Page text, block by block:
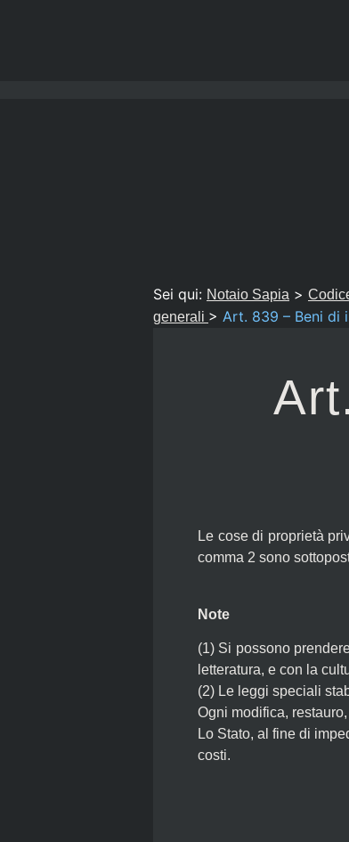
Sei qui: Notaio Sapia >
generali > Art. 839 – Beni di
Le cose di proprietà
comma 2 sono
Note
(1) Si possono
letteratura, e con la
(2) Le leggi speciali
Ogni modifica,
Lo Stato, al fine di
costi.